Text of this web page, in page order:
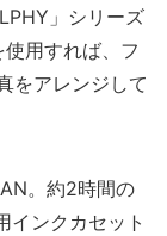
」シリーズ
用すれば、フ
をアレンジして
。約2時間の
インクカセット